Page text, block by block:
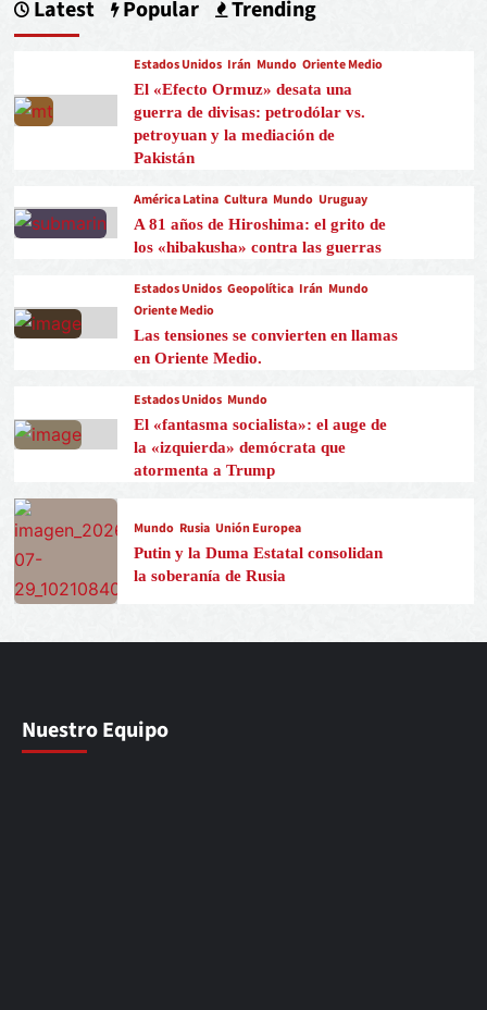
Latest Popular Trending
Estados Unidos Irán Mundo Oriente Medio
El «Efecto Ormuz» desata una
guerra de divisas: petrodólar vs.
petroyuan y la mediación de
Pakistán
América Latina Cultura Mundo Uruguay
A 81 años de Hiroshima: el grito de
los «hibakusha» contra las guerras
Estados Unidos Geopolítica Irán Mundo
Oriente Medio
Las tensiones se convierten en llamas
en Oriente Medio.
Estados Unidos Mundo
El «fantasma socialista»: el auge de
la «izquierda» demócrata que
atormenta a Trump
Mundo Rusia Unión Europea
Putin y la Duma Estatal consolidan
la soberanía de Rusia
Nuestro Equipo